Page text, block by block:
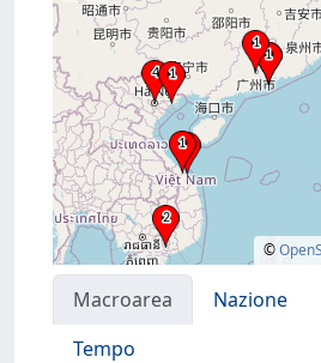
©
Macroarea Nazione
Tempo